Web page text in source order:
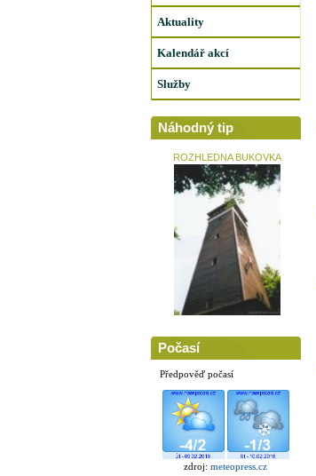
Aktuality
Kalendář akcí
Služby
Náhodný tip
ROZHLEDNA BUKOVKA
Počasí
Předpověď počasí
zdroj: meteopress.cz